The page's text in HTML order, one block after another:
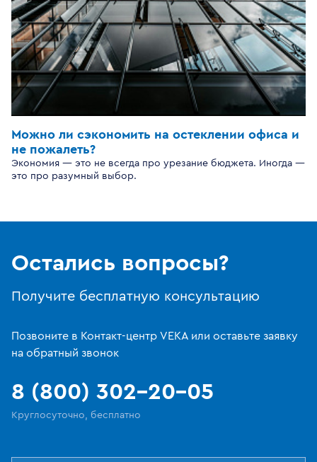
Можно ли сэкономить на остеклении офиса и
не пожалеть?
Экономия — это не всегда про урезание бюджета. Иногда —
это про разумный выбор.
Остались вопросы?
Получите бесплатную консультацию
Позвоните в Контакт-центр VEKA или оставьте заявку
на обратный звонок
8 (800) 302-20-05
Круглосуточно, бесплатно